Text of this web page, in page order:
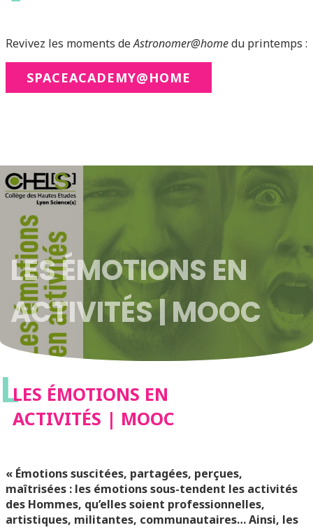
Revivez les moments deAstronomer@homedu printemps :
SPACEACADEMY@HOME
LES ÉMOTIONS EN
ACTIVITÉS | MOOC
LLES ÉMOTIONS EN
ACTIVITÉS | MOOC
« Émotions suscitées, partagées, perçues,
maîtrisées : les émotions sous-tendent les activités
des Hommes, qu’elles soient professionnelles,
artistiques, militantes, communautaires… Ainsi, les